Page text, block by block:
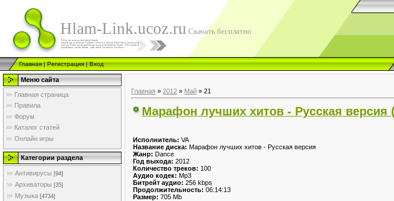
Hlam-Link.ucoz.ru Скачать бесплатно
Главная|Регистрация|Вход
Меню сайта
Главная страница
Правила
Форум
Каталог статей
Онлайн игры
Категории раздела
Антивирусы [94]
Архиваторы [35]
Музыка [4734]
Главная » 2012 » Май » 21
Марафон лучших хитов - Русская версия
Исполнитель: VA
Название диска: Марафон лучших хитов - Русская версия
Жанр: Dance
Год выхода: 2012
Количество треков: 100
Аудио кодек: Mp3
Битрейт аудио: 256 kbps
Продолжительность: 06:14:13
Размер: 705 Mb